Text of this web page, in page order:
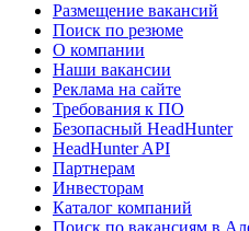
Размещение вакансий
Поиск по резюме
О компании
Наши вакансии
Реклама на сайте
Требования к ПО
Безопасный HeadHunter
HeadHunter API
Партнерам
Инвесторам
Каталог компаний
Поиск по вакансиям в